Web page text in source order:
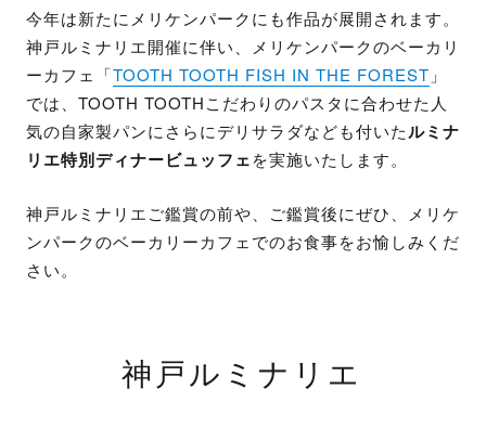
今年は新たにメリケンパークにも作品が展開されます。
神戸ルミナリエ開催に伴い、メリケンパークのベーカリ
ーカフェ「TOOTH TOOTH FISH IN THE FOREST 」
では、TOOTH TOOTHこだわりのパスタに合わせた人
気の自家製パンにさらにデリサラダなども付いたルミナ
リエ特別ディナービュッフェを実施いたします。
神戸ルミナリエご鑑賞の前や、ご鑑賞後にぜひ、メリケ
ンパークのベーカリーカフェでのお食事をお愉しみくだ
さい。
神戸ルミナリエ